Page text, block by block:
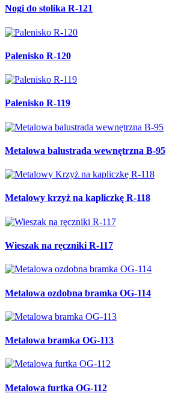
Nogi do stolika R-121
Palenisko R-120
Palenisko R-119
Metalowa balustrada wewnętrzna B-95
Metalowy krzyż na kapliczkę R-118
Wieszak na ręczniki R-117
Metalowa ozdobna bramka OG-114
Metalowa bramka OG-113
Metalowa furtka OG-112